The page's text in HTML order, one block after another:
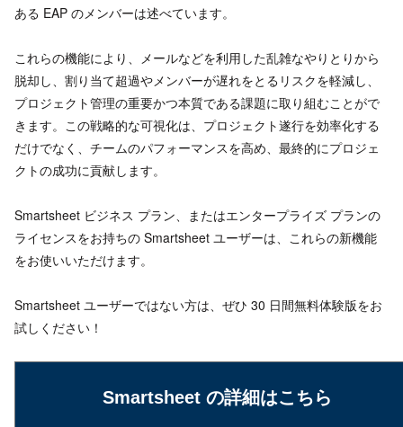
ある EAP のメンバーは述べています。
これらの機能により、メールなどを利用した乱雑なやりとりから
脱却し、割り当て超過やメンバーが遅れをとるリスクを軽減し、
プロジェクト管理の重要かつ本質である課題に取り組むことがで
きます。この戦略的な可視化は、プロジェクト遂行を効率化する
だけでなく、チームのパフォーマンスを高め、最終的にプロジェ
クトの成功に貢献します。
Smartsheet ビジネス プラン、またはエンタープライズ プランの
ライセンスをお持ちの Smartsheet ユーザーは、これらの新機能
をお使いいただけます。
Smartsheet ユーザーではない方は、ぜひ 30 日間無料体験版をお
試しください！
Smartsheet の詳細はこちら